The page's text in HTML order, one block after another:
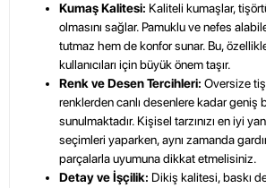
Kumaş Kalitesi: Kaliteli kumaşlar,
olmasını sağlar. Pamuklu ve nefes
tutmaz hem de konfor sunar. Bu,
kullanıcıları için büyük önem taşır.
Renk ve Desen Tercihleri: Oversize
renklerden canlı desenlere kadar geniş
sunulmaktadır. Kişisel tarzınızı en iyi
seçimleri yaparken, aynı zamanda
parçalarla uyumuna dikkat etmelisiniz.
Detay ve İşçilik: Dikiş kalitesi, baskı